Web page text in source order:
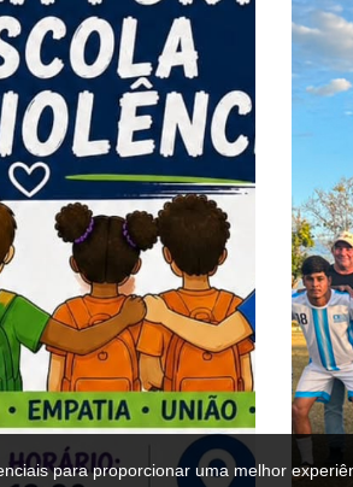
para proporcionar uma melhor